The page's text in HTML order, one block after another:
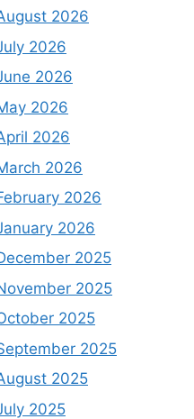
2026
2026
2026
2026
2026
2026
2026
2026
2025
2025
2025
2025
2025
2025